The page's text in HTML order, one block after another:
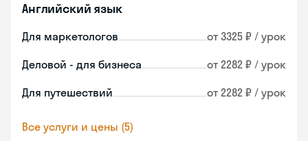
Английский язык
Для маркетологов от 3325 ₽ / урок
Деловой - для бизнеса от 2282 ₽ / урок
Для путешествий от 2282 ₽ / урок
Все услуги и цены (5)